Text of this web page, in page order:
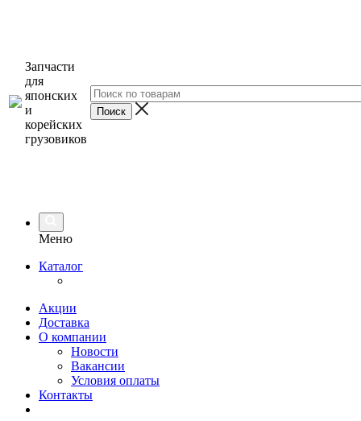
Запчасти
для
японских
и
корейских
грузовиков
Меню
Каталог
Акции
Доставка
О компании
Новости
Вакансии
Условия оплаты
Контакты